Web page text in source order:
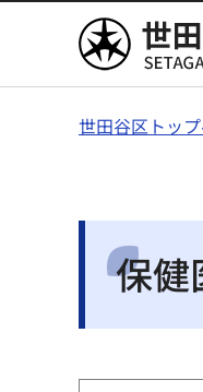
世田谷区
世田谷区トッ
保